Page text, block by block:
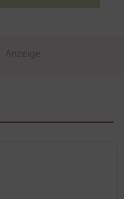
Anzeige